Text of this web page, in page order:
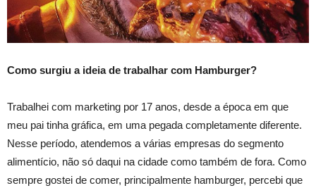
Como surgiu a ideia de trabalhar com Hamburger?
Trabalhei com marketing por 17 anos, desde a época em que
meu pai tinha gráfica, em uma pegada completamente diferente.
Nesse período, atendemos a várias empresas do segmento
alimentício, não só daqui na cidade como também de fora. Como
sempre gostei de comer, principalmente hamburger, percebi que